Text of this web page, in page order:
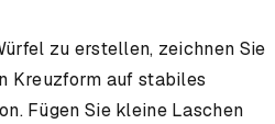
zu erstellen, zeichnen Sie
Kreuzform auf stabiles
Fügen Sie kleine Laschen